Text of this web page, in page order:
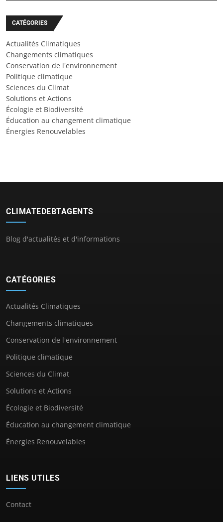
CATÉGORIES
Actualités Climatiques
Changements climatiques
Conservation de l'environnement
Politique climatique
Sciences du Climat
Solutions et Actions
Écologie et Biodiversité
Éducation au changement climatique
Énergies Renouvelables
CLIMATEDEBTAGENTS
Blog d'actualités et d'informations
CATÉGORIES
Actualités Climatiques
Changements climatiques
Conservation de l'environnement
Politique climatique
Sciences du Climat
Solutions et Actions
Écologie et Biodiversité
Éducation au changement climatique
Énergies Renouvelables
LIENS UTILES
Contact